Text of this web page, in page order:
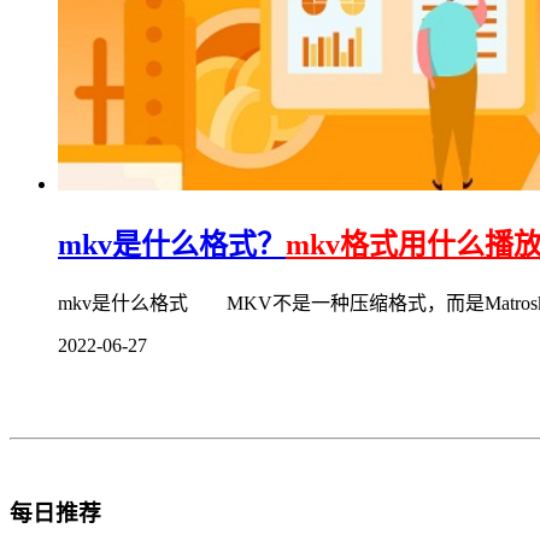
mkv是什么格式？ mkv格式用什么播
mkv是什么格式 MKV不是一种压缩格式，而是
2022-06-27
每日推荐